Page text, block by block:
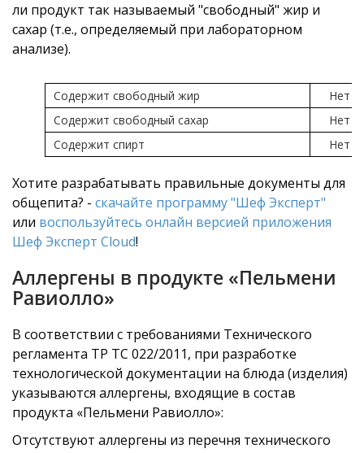
ли продукт так называемый "свободный" жир и
сахар (т.е., определяемый при лабораторном
анализе).
Содержит свободный жир
Нет
Содержит свободный сахар
Нет
Содержит спирт
Нет
Хотите разрабатывать правильные документы для
общепита? - скачайте программу "Шеф Эксперт"
или воспользуйтесь онлайн версией приложения
Шеф Эксперт Cloud!
Аллергены в продукте «Пельмени
Равиолло»
В соответствии с требованиями Технического
регламента ТР ТС 022/2011, при разработке
технологической документации на блюда (изделия)
указываются аллергены, входящие в состав
продукта «Пельмени Равиолло»:
Отсутствуют аллергены из перечня технического